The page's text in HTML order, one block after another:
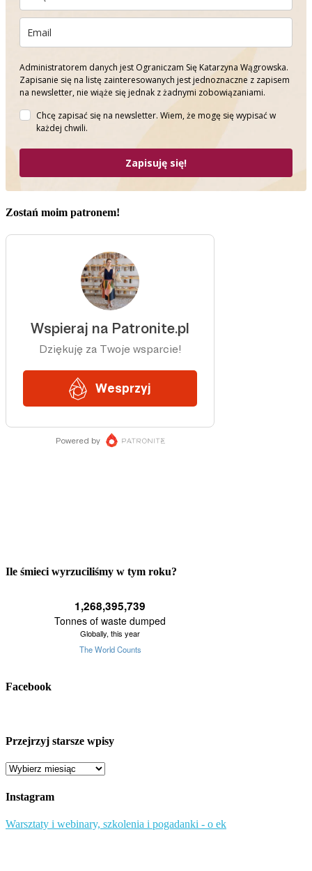
Administratorem danych jest Ograniczam Się Katarzyna Wągrowska.
Zapisanie się na listę zainteresowanych jest jednoznaczne z zapisem
na newsletter, nie wiąże się jednak z żadnymi zobowiązaniami.
Chcę zapisać się na newsletter. Wiem, że mogę się wypisać w
każdej chwili.
Zapisuję się!
Zostań moim patronem!
Ile śmieci wyrzuciliśmy w tym roku?
Facebook
Przejrzyj starsze wpisy
Przejrzyj
wpisy
Instagram
Warsztaty i webinary, szkolenia i pogadanki - o ek